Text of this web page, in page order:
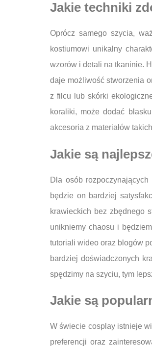
Jakie techniki
Oprócz samego szycia,
kostiumowi unikalny
wzorów i detali na tkaninie.
daje możliwość stworzenia
z filcu lub skórki
koraliki, może dodać
akcesoria z materiałów
Jakie są
Dla osób
będzie on bardziej
krawieckich bez zbędnego
unikniemy chaosu i
tutoriali wideo oraz blogów
bardziej doświadczonych
spędzimy na szyciu, tym
Jakie są
W świecie cosplay istnieje
preferencji oraz